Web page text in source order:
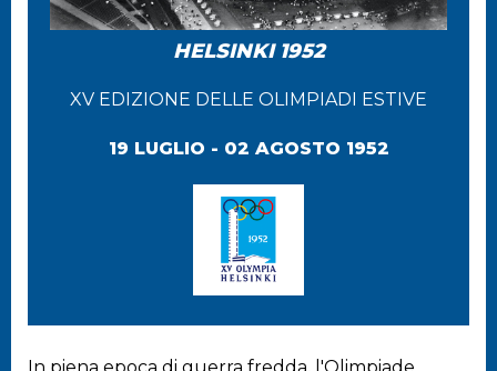
HELSINKI 1952
XV EDIZIONE DELLE OLIMPIADI ESTIVE
19 LUGLIO - 02 AGOSTO 1952